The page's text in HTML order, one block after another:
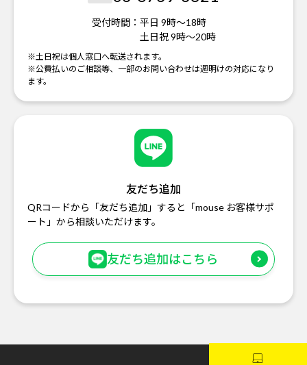
受付時間： 平日 9時～18時
土日祝 9時～20時
※土日祝は個人窓口へ転送されます。
※公費払いのご相談等、一部のお問い合わせは週明けの対応になり
ます。
友だち追加
QRコードから「友だち追加」すると「mouse お客様サポ
ート」から相談いただけます。
友だち追加はこちら